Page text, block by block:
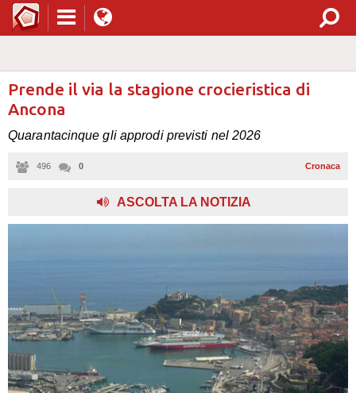
Prende il via la stagione crocieristica di
Ancona
Quarantacinque gli approdi previsti nel 2026
496 0 Cronaca
ASCOLTA LA NOTIZIA